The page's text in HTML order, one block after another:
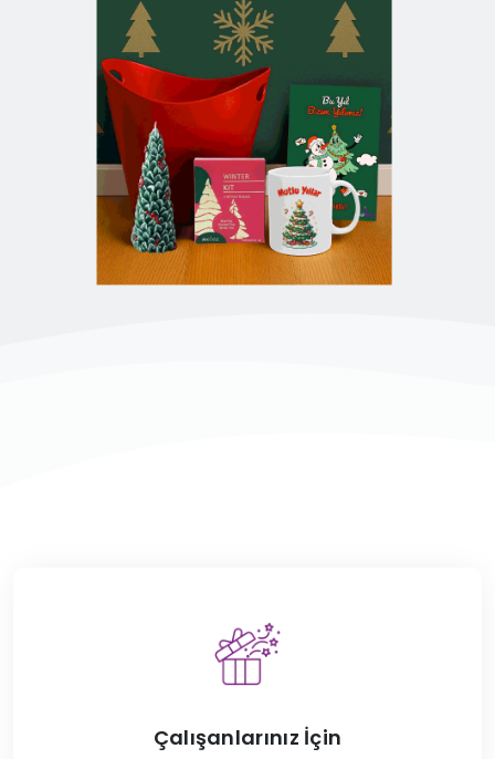
Çalışanlarınız İçin